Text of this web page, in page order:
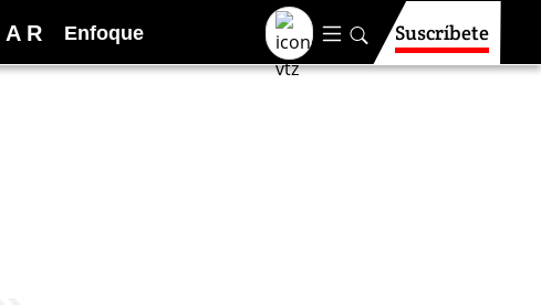
A R Enfoque Suscríbete